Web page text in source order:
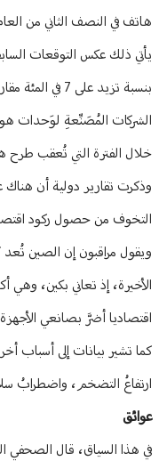
هاتف في النصف الثاني من
يأتي ذلك عكس التوقعات
بنسبة تزيد
الشركات المُصَنِّعةِ لوَحدات
خلال الفترة التي تُعقب طرح
وذكرت تقارير دولية أن هناك
التخوف من حصول ركود
ويقول مراقبون إن الصين تُعد
الأخيرة، إذ تعاني بكين، وهي
اقتصاديا أضرَّ بصانعي
كما تشير بيانات إلى أسباب
ارتفاعُ التضخم، واضطرابُ
عوائق
في هذا السياق، قال الصحفي